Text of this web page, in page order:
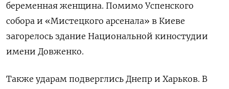
беременная женщина. Помимо Успенского
собора и «Мистецкого арсенала» в Киеве
загорелось здание Национальной киностудии
имени Довженко.
Также ударам подверглись Днепр и Харьков. В